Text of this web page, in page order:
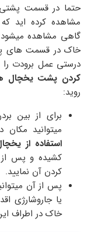
حتما در قسمت
مشاهده کرده اید
گاهی مشاهده میشود
خاک در قسمت های
درستی عمل برودت را
کردن پشت یخچال
روید:
برای از بین
میتوانید مکان
استفاده از
کشیده و پس از
کردن آن نمایید.
پس از آن
یا جاروشارژی
خاک در اطراف